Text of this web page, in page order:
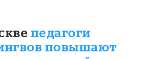
педагоги
повышают